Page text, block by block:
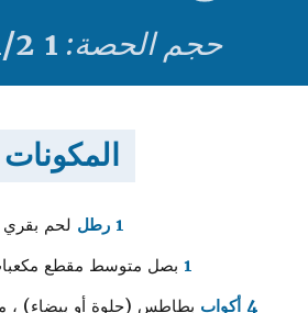
حجم الحصة: 1 1/2 cups
المكونات
1 رطل
لحم بقري
1 بصل متوسط مقطع مكعبات
4 أكواب
بطاطس (حلوة أو بيضاء) ،